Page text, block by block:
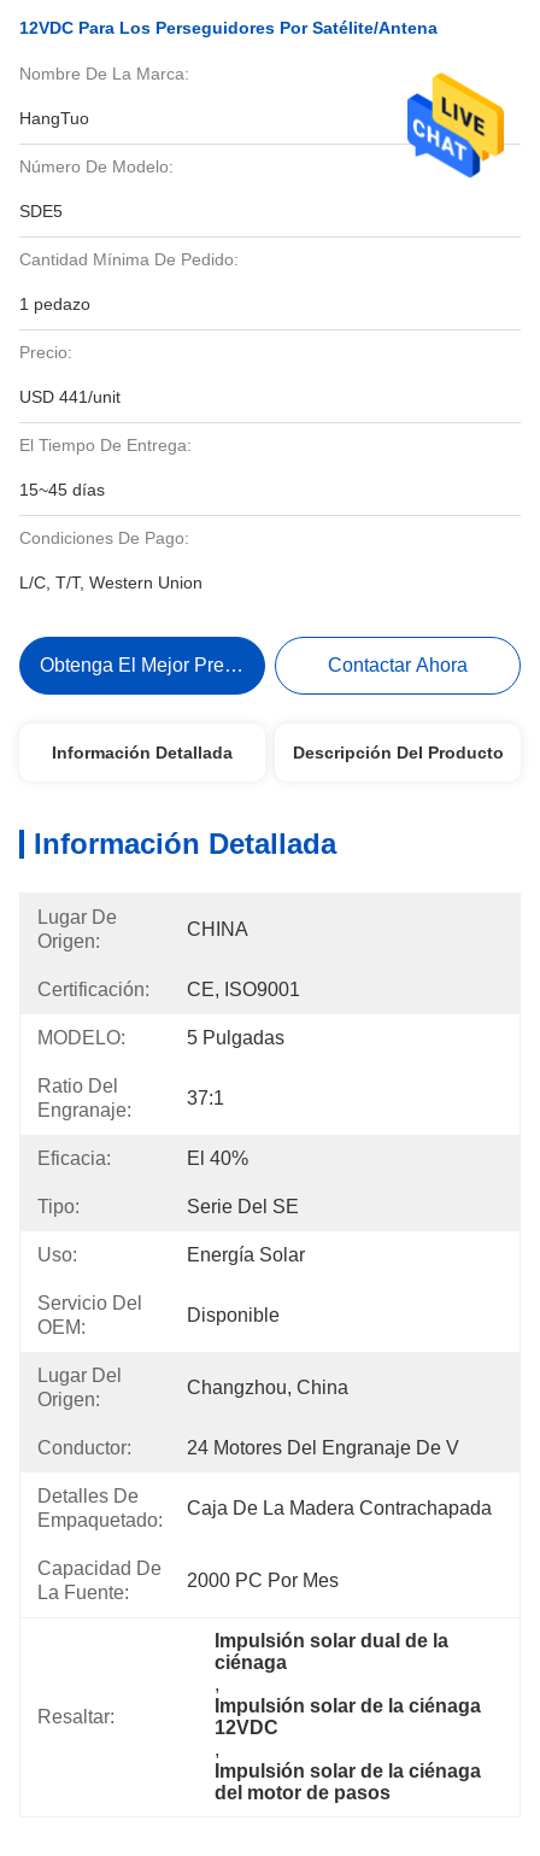
12VDC Para Los Perseguidores Por Satélite/antena
Nombre De La Marca:
HangTuo
Número De Modelo:
SDE5
Cantidad Mínima De Pedido:
1 pedazo
Precio:
USD 441/unit
El Tiempo De Entrega:
15~45 días
Condiciones De Pago:
L/C, T/T, Western Union
Obtenga El Mejor Precio Contactar Ahora
Información Detallada Descripción Del Producto
Información Detallada
Lugar De
Origen:
CHINA
Certificación: CE, ISO9001
MODELO: 5 Pulgadas
Ratio Del
Engranaje:
37:1
Eficacia: El 40%
Tipo: Serie Del SE
Uso: Energía Solar
Servicio Del
OEM:
Disponible
Lugar Del
Origen:
Changzhou, China
Conductor: 24 Motores Del Engranaje De V
Detalles De
Empaquetado:
Caja De La Madera Contrachapada
Capacidad De
La Fuente:
2000 PC Por Mes
Resaltar:
Impulsión solar dual de la
ciénaga
,
Impulsión solar de la ciénaga
12VDC
,
Impulsión solar de la ciénaga
del motor de pasos